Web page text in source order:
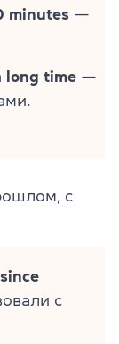
minutes —
long time —
с
с